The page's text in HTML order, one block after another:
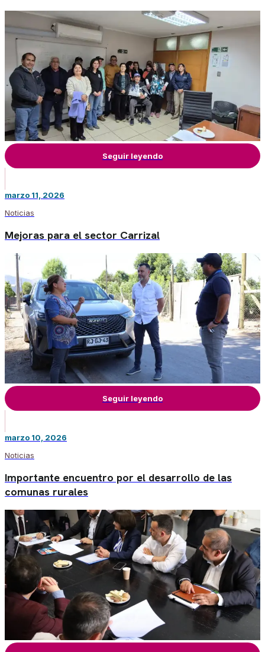
Seguir leyendo
marzo 11, 2026
Noticias
Mejoras para el sector Carrizal
Seguir leyendo
marzo 10, 2026
Noticias
Importante encuentro por el desarrollo de las
comunas rurales